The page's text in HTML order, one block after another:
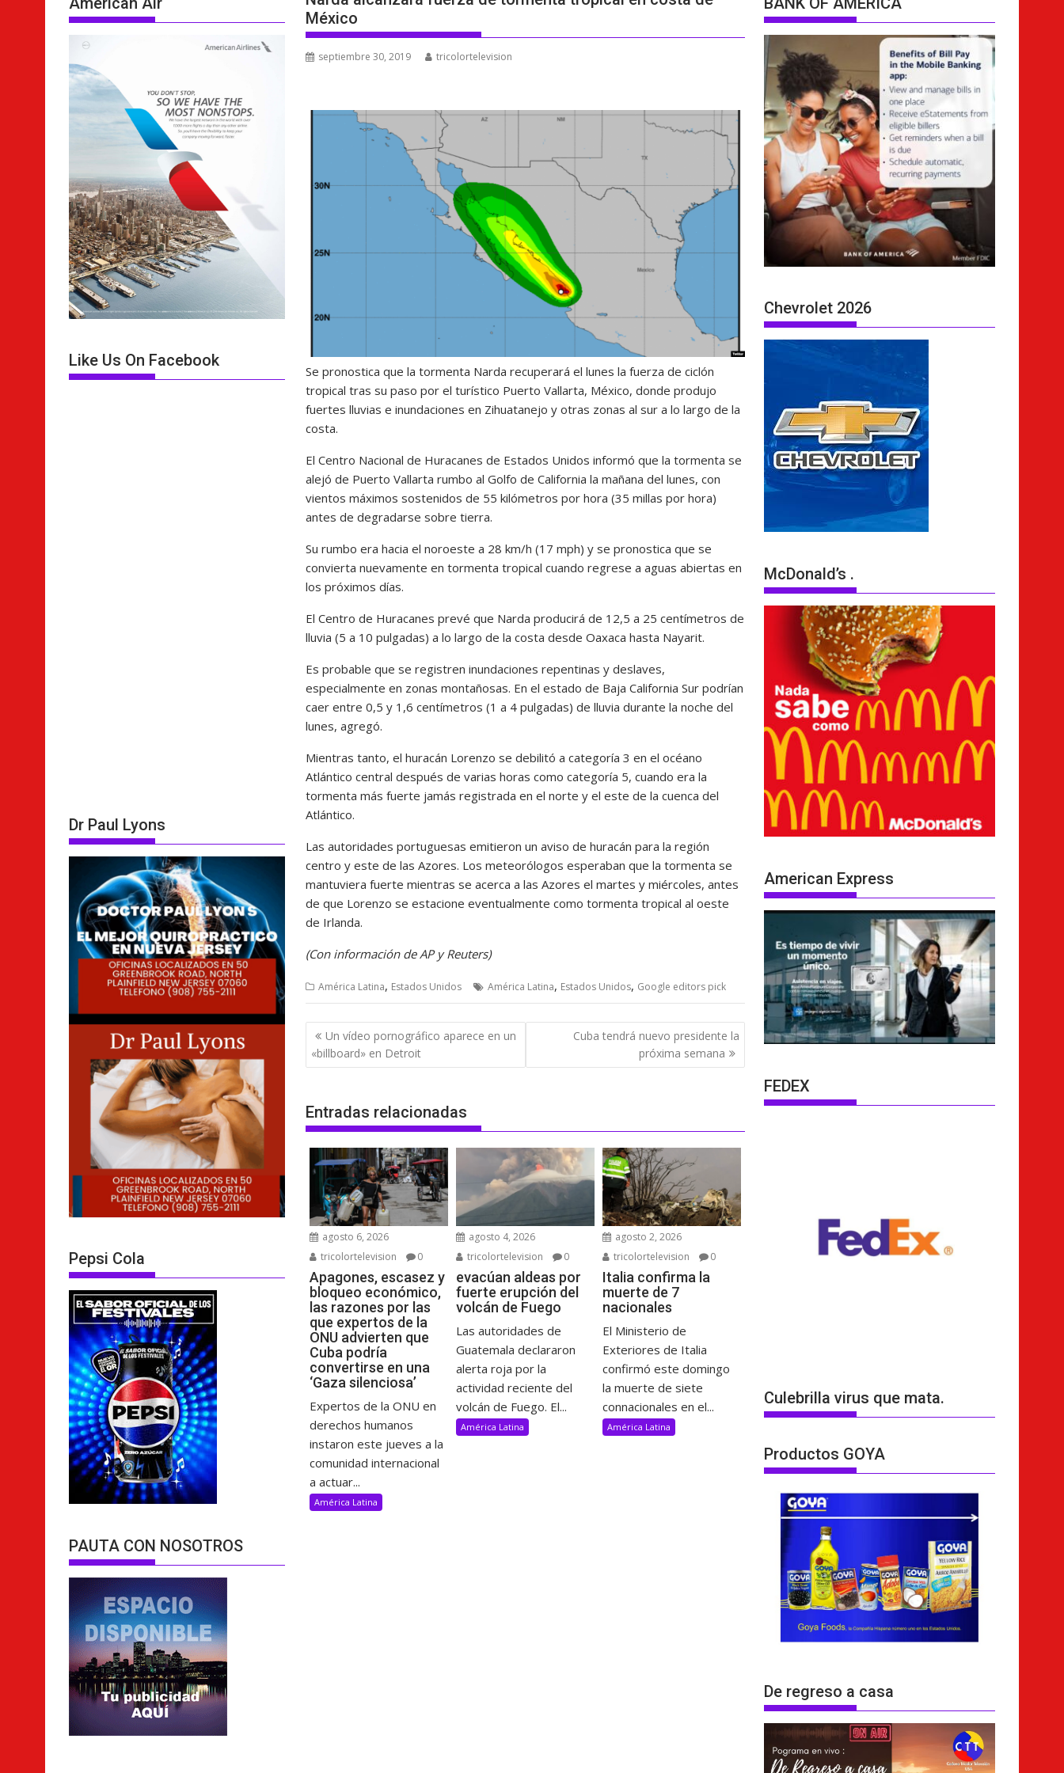
México
septiembre 30, 2019 tricolortelevision
Se pronostica que la tormenta Narda recuperará el lunes la fuerza de ciclón
tropical tras su paso por el turístico Puerto Vallarta, México, donde produjo
fuertes lluvias e inundaciones en Zihuatanejo y otras zonas al sur a lo largo de la
costa.
El Centro Nacional de Huracanes de Estados Unidos informó que la tormenta se
alejó de Puerto Vallarta rumbo al Golfo de California la mañana del lunes, con
vientos máximos sostenidos de 55 kilómetros por hora (35 millas por hora)
antes de degradarse sobre tierra.
Su rumbo era hacia el noroeste a 28 km/h (17 mph) y se pronostica que se
convierta nuevamente en tormenta tropical cuando regrese a aguas abiertas en
los próximos días.
El Centro de Huracanes prevé que Narda producirá de 12,5 a 25 centímetros de
lluvia (5 a 10 pulgadas) a lo largo de la costa desde Oaxaca hasta Nayarit.
Es probable que se registren inundaciones repentinas y deslaves,
especialmente en zonas montañosas. En el estado de Baja California Sur podrían
caer entre 0,5 y 1,6 centímetros (1 a 4 pulgadas) de lluvia durante la noche del
lunes, agregó.
Mientras tanto, el huracán Lorenzo se debilitó a categoría 3 en el océano
Atlántico central después de varias horas como categoría 5, cuando era la
tormenta más fuerte jamás registrada en el norte y el este de la cuenca del
Atlántico.
Las autoridades portuguesas emitieron un aviso de huracán para la región
centro y este de las Azores. Los meteorólogos esperaban que la tormenta se
mantuviera fuerte mientras se acerca a las Azores el martes y miércoles, antes
de que Lorenzo se estacione eventualmente como tormenta tropical al oeste
de Irlanda.
(Con información de AP y Reuters)
América Latina, Estados Unidos América Latina, Estados Unidos, Google editors pick
Navegación
de
entradas
Un vídeo pornográfico aparece en un
«billboard» en Detroit
Cuba tendrá nuevo presidente la
próxima semana
Entradas relacionadas
agosto 6, 2026
tricolortelevision
0
Apagones, escasez y
bloqueo económico,
las razones por las
que expertos de la
ONU advierten que
Cuba podría
convertirse en una
‘Gaza silenciosa’
Expertos de la ONU en
derechos humanos
instaron este jueves a la
comunidad internacional
a actuar...
América Latina
agosto 4, 2026
tricolortelevision
0
evacúan aldeas por
fuerte erupción del
volcán de Fuego
Las autoridades de
Guatemala declararon
alerta roja por la
actividad reciente del
volcán de Fuego. El...
América Latina
agosto 2, 2026
tricolortelevision
0
Italia confirma la
muerte de 7
nacionales
El Ministerio de
Exteriores de Italia
confirmó este domingo
la muerte de siete
connacionales en el...
América Latina
Like Us On Facebook
Dr Paul Lyons
Pepsi Cola
PAUTA CON NOSOTROS
Chevrolet 2026
McDonald’s .
American Express
FEDEX
Culebrilla virus que mata.
Productos GOYA
De regreso a casa